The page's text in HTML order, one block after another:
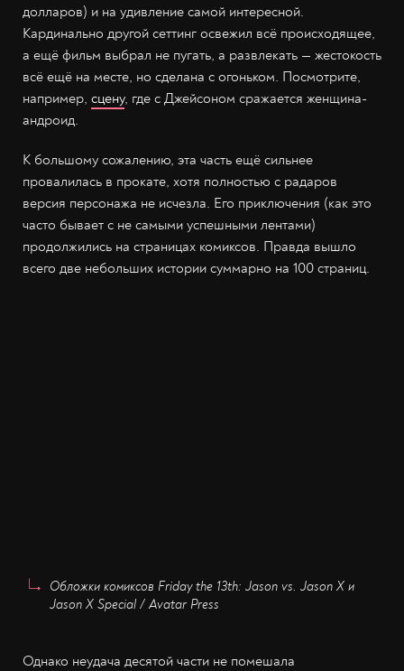
долларов) и на удивление самой интересной.
Кардинально другой сеттинг освежил всё происходящее,
а ещё фильм выбрал не пугать, а развлекать — жестокость
всё ещё на месте, но сделана с огоньком. Посмотрите,
например, сцену, где с Джейсоном сражается женщина-
андроид.
К большому сожалению, эта часть ещё сильнее
провалилась в прокате, хотя полностью с радаров
версия персонажа не исчезла. Его приключения (как это
часто бывает с не самыми успешными лентами)
продолжились на страницах комиксов. Правда вышло
всего две небольших истории суммарно на 100 страниц.
Обложки комиксов Friday the 13th: Jason vs. Jason X и
Jason X Special / Avatar Press
Однако неудача десятой части не помешала